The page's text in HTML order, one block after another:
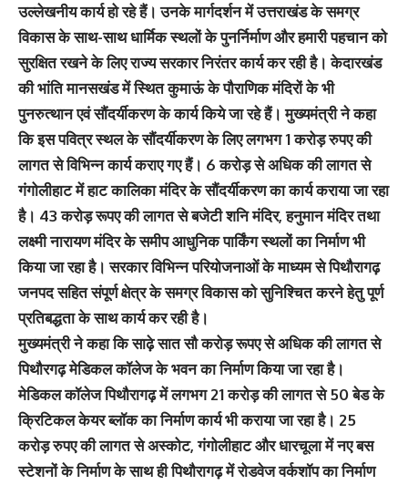
उल्लेखनीय कार्य हो रहे हैं। उनके मार्गदर्शन में उत्तराखंड के समग्र
विकास के साथ-साथ धार्मिक स्थलों के पुनर्निर्माण और हमारी पहचान को
सुरक्षित रखने के लिए राज्य सरकार निरंतर कार्य कर रही है। केदारखंड
की भांति मानसखंड में स्थित कुमाऊं के पौराणिक मंदिरों के भी
पुनरुत्थान एवं सौंदर्यीकरण के कार्य किये जा रहे हैं। मुख्यमंत्री ने कहा
कि इस पवित्र स्थल के सौंदर्यीकरण के लिए लगभग 1 करोड़ रुपए की
लागत से विभिन्न कार्य कराए गए हैं। 6 करोड़ से अधिक की लागत से
गंगोलीहाट में हाट कालिका मंदिर के सौंदर्यीकरण का कार्य कराया जा रहा
है। 43 करोड़ रूपए की लागत से बजेटी शनि मंदिर, हनुमान मंदिर तथा
लक्ष्मी नारायण मंदिर के समीप आधुनिक पार्किंग स्थलों का निर्माण भी
किया जा रहा है। सरकार विभिन्न परियोजनाओं के माध्यम से पिथौरागढ़
जनपद सहित संपूर्ण क्षेत्र के समग्र विकास को सुनिश्चित करने हेतु पूर्ण
प्रतिबद्धता के साथ कार्य कर रही है।
मुख्यमंत्री ने कहा कि साढ़े सात सौ करोड़ रूपए से अधिक की लागत से
पिथौरगढ़ मेडिकल कॉलेज के भवन का निर्माण किया जा रहा है।
मेडिकल कॉलेज पिथौरागढ़ में लगभग 21 करोड़ की लागत से 50 बेड के
क्रिटिकल केयर ब्लॉक का निर्माण कार्य भी कराया जा रहा है। 25
करोड़ रुपए की लागत से अस्कोट, गंगोलीहाट और धारचूला में नए बस
स्टेशनों के निर्माण के साथ ही पिथौरागढ़ में रोडवेज वर्कशॉप का निर्माण